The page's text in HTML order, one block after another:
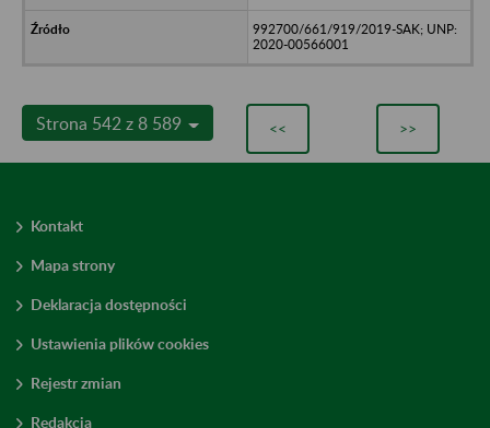
992700/661/919/2019-SAK; UNP:
2020-00566001
Strona 542 z 8 589 << >>
Kontakt
Mapa strony
Deklaracja dostępności
Ustawienia plików cookies
Rejestr zmian
Redakcja